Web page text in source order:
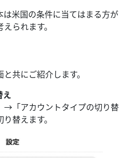
は米国の条件に当てはまる方が
られます。
共にご紹介します。
え
→「アカウントタイプの切り替
替えます。